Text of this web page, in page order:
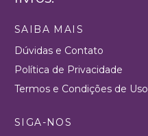
SAIBA MAIS
Dúvidas e Contato
Política de Privacidade
Termos e Condições de Uso
SIGA-NOS